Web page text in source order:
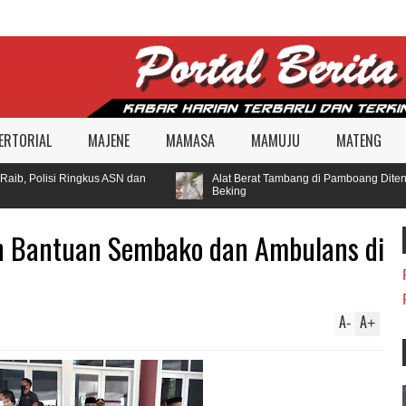
MAJENE MAMASA MAMUJU MATENG
Polisi Ringkus ASN dan
Alat Berat Tambang di Pamboang
Beking
Sembako dan Ambulans di
A+
A-